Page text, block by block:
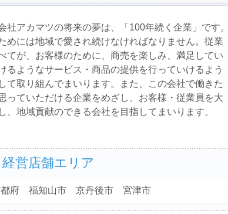
社アカマツの将来の夢は、「100年続く企業」です
めには地域で愛され続けなければなりません。従業
てが、お客様のために、商売を楽しみ、満足してい
るようなサービス・商品の提供を行っていけるよう
て取り組んでまいります。また、この会社で働きた
っていただける企業をめざし、お客様・従業員を大
、地域貢献のできる会社を目指してまいります。
経営店舗エリア
都府 福知山市 京丹後市 宮津市